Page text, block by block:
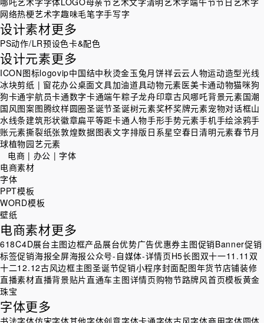
网络热梗艺术字趣味毛笔字手写字
设计素材更多
PS动作/LR预设色卡&配色
设计元素更多
ICON图标logovip中国结中秋烫金玉兔月饼祥云云人物运动造型光线
冰块剪纸 | 窗花办公桌面文具加油道具动物元素医美卡通动物猫咪狗
狗卡通宇航员卡通数字卡通端午粽子龙舟印章古风哪吒背景元素国潮
国风图案图腾纹样圆圈圣诞节圣诞树元素奖杯奖牌元素宠物对话框山
水线条建筑形状徽章扁平等距卡通人物手形手势元素手机手绘涂鸦手
账元素撕裂纸张敦煌数据图表文字排版 日系星空春日清明元素春节月
球植物园艺元素
电商 | 办公 | 字体
电商素材
字体
PPT模板
WORD模板
壁纸
电商素材更多
618C4D展台主图边框产品展台优势广告优惠券主图促销Banner促销
标签促销海报全屏海报公众号-自媒体-详情页H5长图双十一11.11双
十二12.12古风边框主图圣诞节促销小程序封面配图年货节店铺装修
直播素材直播背景贴片直通车主图详情页购物节路牌风首页模板黄金
珠宝
字体更多
书法字体仿宋字体其他字体创意字体卡通字体古风字体商用字体圆体